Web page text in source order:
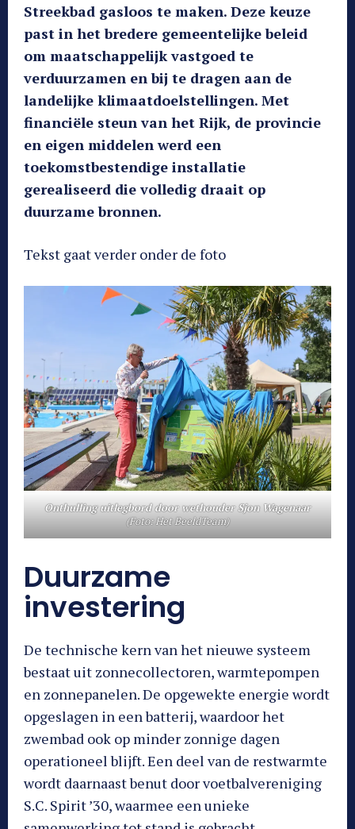
Streekbad gasloos te maken. Deze keuze
past in het bredere gemeentelijke beleid
om maatschappelijk vastgoed te
verduurzamen en bij te dragen aan de
landelijke klimaatdoelstellingen. Met
financiële steun van het Rijk, de provincie
en eigen middelen werd een
toekomstbestendige installatie
gerealiseerd die volledig draait op
duurzame bronnen.
Tekst gaat verder onder de foto
Onthulling uitlegbord door wethouder Sjon Wagenaar
(Foto: Het BeeldTeam)
Duurzame
investering
De technische kern van het nieuwe systeem
bestaat uit zonnecollectoren, warmtepompen
en zonnepanelen. De opgewekte energie wordt
opgeslagen in een batterij, waardoor het
zwembad ook op minder zonnige dagen
operationeel blijft. Een deel van de restwarmte
wordt daarnaast benut door voetbalvereniging
S.C. Spirit ’30, waarmee een unieke